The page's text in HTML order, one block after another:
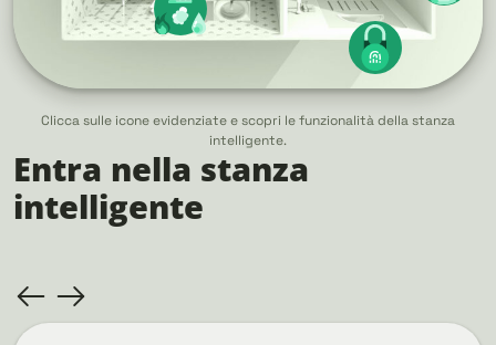
Clicca sulle icone evidenziate e scopri le funzionalità della stanza
intelligente.
Entra nella stanza
intelligente